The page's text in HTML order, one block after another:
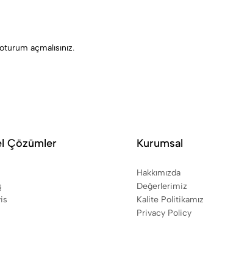
oturum açmalısınız.
Çözümler Kurumsal
Hakkımızda
Değerlerimiz
Kalite Politikamız
Privacy Policy